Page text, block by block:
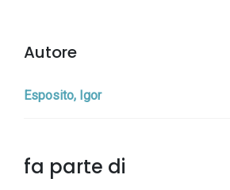
Autore
Esposito, Igor
fa parte di